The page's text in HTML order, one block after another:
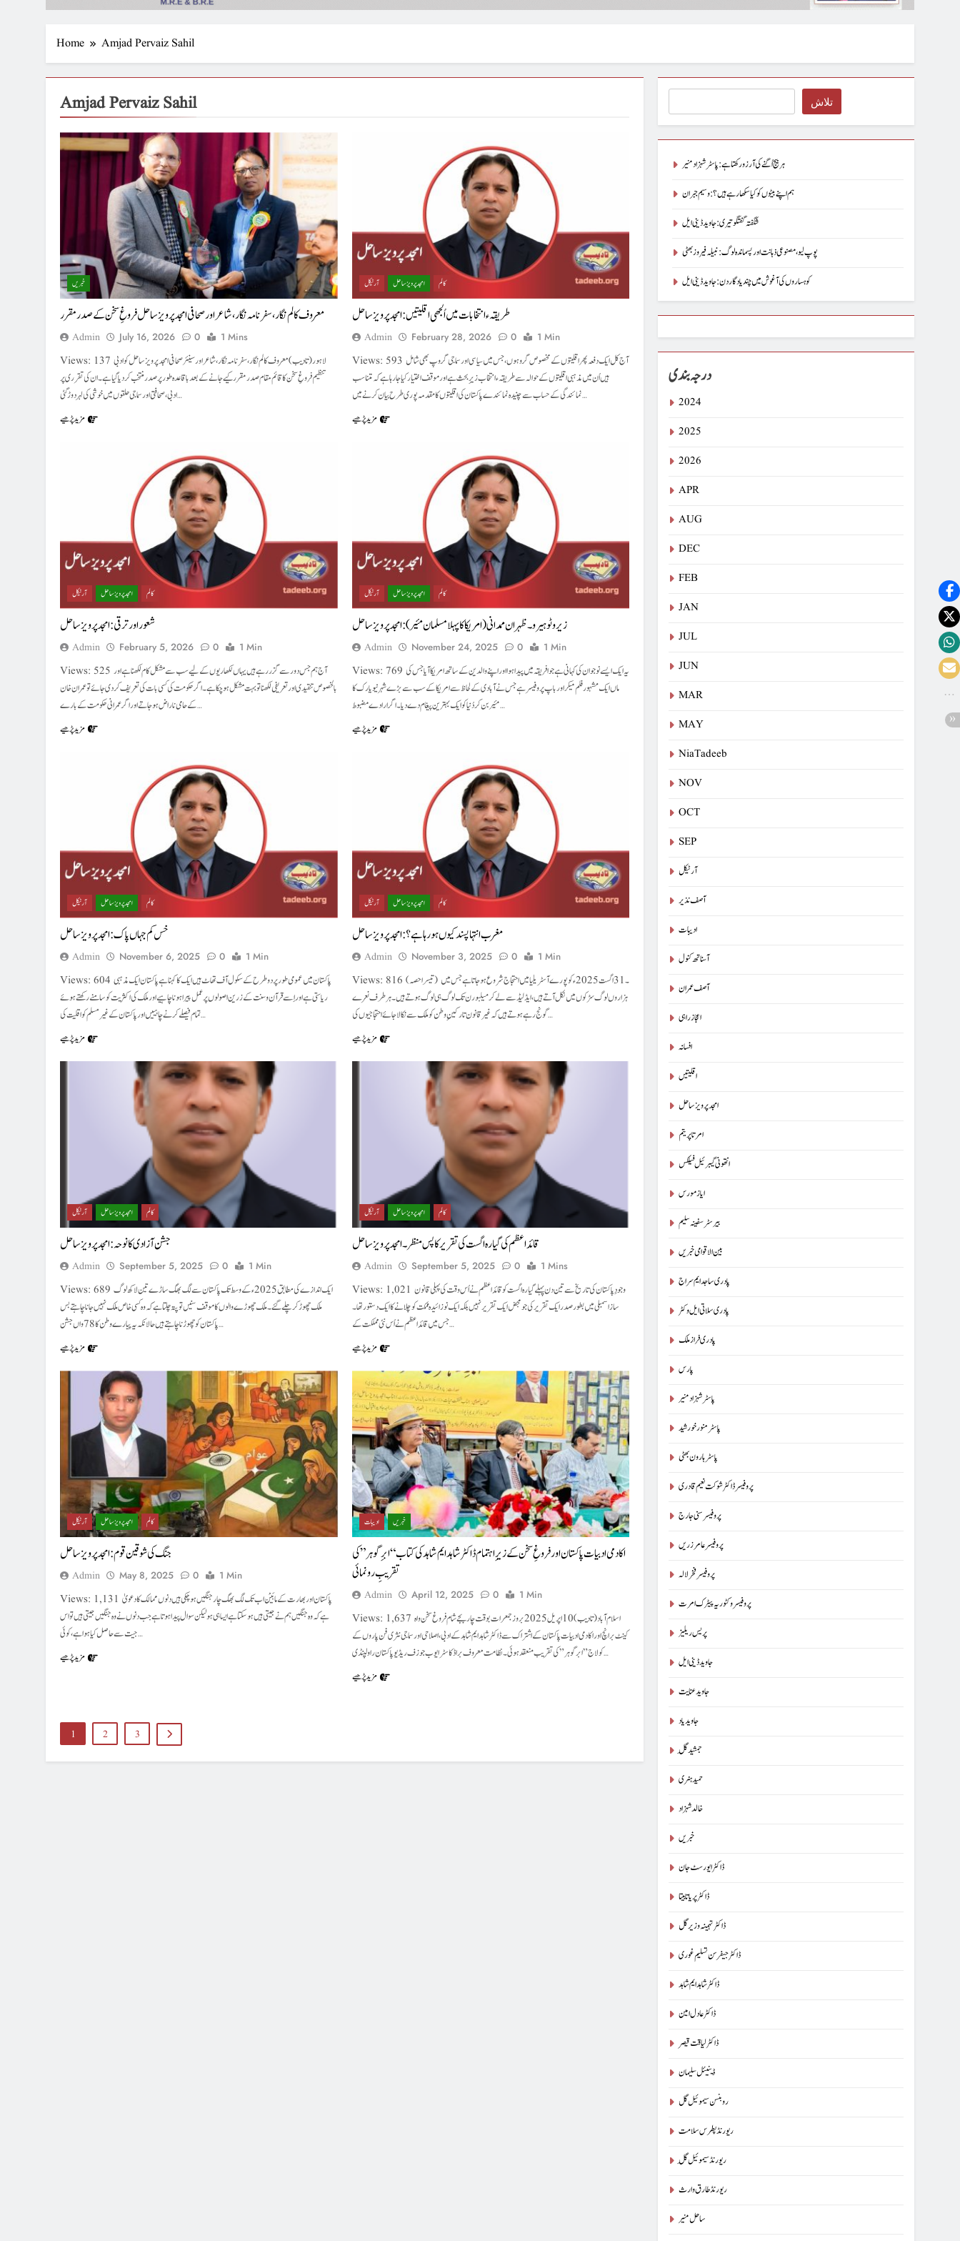
Home Amjad Pervaiz Sahil
Amjad Pervaiz Sahil
خبریں
معروف کالم نگار، سفر نامہ نگار، شاعر اور صحافی امجد پرویز ساحل فروغِ سخن کے صدر مقرر
Admin July 16, 2026 0 1 Mins
Views: 137 لاہور (تادیب) معروف کالم نگار، سفر نامہ نگار، شاعر اور سینئر صحافی امجد پرویز ساحل کو ادبی
تنظیم فروغِ سخن کا قائم مقام صدر مقرر کیے جانے کے بعد باقاعدہ طور پر صدر منتخب کر دیا گیا ہے۔ ان کی تقرری پر
ادبی، صحافتی اور سماجی حلقوں میں خوشی کی لہر دوڑ گئی…
مزید پڑھیے
آرٹیکل امجد پرویز ساحل کالم
طریقہءانتخابات میں اُلجھی اقلیتیں : امجد پرویز ساحل
Admin February 28, 2026 0 1 Min
Views: 593 آج کل ایک دفعہ پھر اقلیتوں کے مخصوص گروہوں ،جس میں سیاسی اور سماجی گروپ بھی شامل
ہیں اُن میں مذہبی اقلیتوں کے حوالہ سے طریقہءانتخاب زیرِبحث ہے اور موقف اختیار کیا جا رہا ہے کہ متناسب
نمائندگی کے حساب سے چنیدہ نمائندے پاکستان کی اقلیتوں کا مقدمہ پوری طرح بیان کرنے میں…
مزید پڑھیے
آرٹیکل امجد پرویز ساحل کالم
شعور اور ترقی : امجد پرویز ساحل
Admin February 5, 2026 0 1 Min
Views: 525 آج ہم جس دور سے گزر رہے ہیں یہاں لکھاریوں کے لیے سب سے مشکل کام لکھنا ہے اور
بالخصوص تنقیدی اور تعریفی لکھنا تو بہت مشکل ہو چکا ہے۔ اگر حکومت کی کسی بات کی تعریف کردی جائے تو عمران خان
کے حامی ناراض ہو جاتے اور اگر عمرانی حکومت کے بارے…
مزید پڑھیے
آرٹیکل امجد پرویز ساحل کالم
زیرو ٹو ہیرو۔ظہران ممدانی (امریکا کا پہلا مسلمان مئیر) : امجد پرویز ساحل
Admin November 24, 2025 0 1 Min
Views: 769 یہ ایک ایسے نوجوان کی کہانی ہے جو افریقہ میں پیداہوا اور اپنے والدین کے ساتھ امریکا آیاجس کی
ماں ایک مشہور فلم میکر اور باپ پروفیسر ہے جس نے آبادی کے لحاظ سے امریکاکے سب سے بڑے شہر نیویارک کا
مئیر بن کردُنیا کو ایک بہترین پیغام دے دیا۔ اگر ارادے مضبوط…
مزید پڑھیے
آرٹیکل امجد پرویز ساحل کالم
خس کم جہاں پاک : امجد پرویز ساحل
Admin November 6, 2025 0 1 Min
Views: 604 پاکستان میں عمومی طور پر دو طرح کے سکول آف تھاٹ ہیں ایک کا کہنا ہے پاکستان ایک مذہبی
ریاستی ہے اور اِسے قرآن و سنت کے زرین اصولوں پر عمل پیرا ہونا چاہیے اور ملک کی اکثریت کو سامنے رکھتے ہوئے
تمام فیصلے کرنے چاہییں اور پاکستان کے غیرمسلم کو اقلیت کی…
مزید پڑھیے
آرٹیکل امجد پرویز ساحل کالم
مغرب انتہا پسند کیوں ہو رہا ہے؟ : امجد پرویز ساحل
Admin November 3, 2025 0 1 Min
Views: 816 (تیسرا حصہ) ۔31 اگست 2025ءکو پورے آسٹریلیا میں احتجاج شروع ہو جا تا ہے جس میں
ہزاروں لوگ سڑکوں میں نکل آتے ہیں ،ایڈلیڈ سے لے کر میلبورن تک لوگ ہی لوگ ہوتے ہیں ۔ ہر طرف نعرے
گونج رہے ہوتے ہیں کہ غیرقانون تارکینِ وطن کو ملک سے نکالا جائے احتجاجیوں کی…
مزید پڑھیے
آرٹیکل امجد پرویز ساحل کالم
جشن آزادی کا نوحہ : امجد پرویز ساحل
Admin September 5, 2025 0 1 Min
Views: 689 ایک اندازے کی مطابق 2025ءکے وسط تک پاکستان سے لگ بھگ ساڑے تین لاکھ لوگ
ملک چھوڑ کر چلے گئے۔ ملک چھوڑے والوں کا موقف سنیں تو پتہ چلتا ہے کہ وہ کسی خاص ملک نہیں جانا چاہتے بس
پاکستان کو چھوڑ نا چاہتے ہیں حالانکہ یہ پیارے وطن کا 78 واں جشن…
مزید پڑھیے
آرٹیکل امجد پرویز ساحل کالم
قائداعظم کی گیارہ اگست کی تقریرکا پس منظر ۔ امجدپرویزساحل
Admin September 5, 2025 0 1 Mins
Views: 1,021 وجودِ پاکستان کی تاریخ سے تین دن پہلے گیارہ اگست کو قائد اعظم نے اُس وقت کی پہلی قانون
ساز اسمبلی میں بطور صدر ایک تقریر کی جو مجض ایک تقریر نہیں بلکہ ایک نو زائیدہ ممکت کو چلانے کا ایک دستور تھا ۔
جس میں قائد اعظم نے اُس نئی مملکت کے…
مزید پڑھیے
آرٹیکل امجد پرویز ساحل کالم
جنگ کی شوقین قوم : امجد پرویزساحل
Admin May 8, 2025 0 1 Min
Views: 1,131 پاکستان اور بھارت کے ما بَیْن اب تک لگ بھگ چار جنگیں ہو چکی ہیں دنوں ممالک کا دعویٰ
ہے کہ وہ جنگیں ہم نے جیتی ہیں ہوسکتا ہے ایسا ہی ہو لیکن سوال پیدا ہوتا ہے جب دنوں نے وہ جنگیں جیتی ہیں تو اس
جیت سے حاصل کیا ہوا ہے ،کوئی…
مزید پڑھیے
ادیبات خبریں
اکادمی ادبیات پاکستان اور فروغِ سخن کے زیرِ اہتمام ڈاکٹر شاہد ایم شاہد کی کتاب “ابرِ گوہر” کی
تقریبِ رونمائی
Admin April 12, 2025 0 1 Min
Views: 1,637 اسلام آباد (تادیب) 10 اپریل 2025 بروز جمعرات بوقت چار بجے شام فروغ سخن واہ
کینٹ برانچ اور اکادمی ادبیات پاکستان کے اشتراک سے ڈاکٹر شاہد ایم شاہد کے ادبی ، اصلاحی اور سماجی نثری فن پاروں کے
کولاج” ابر گوہر ” کی تقریب منعقد ہوئی۔نظامت معروف براڈکاسٹر ایوب جوزف ریڈیو پاکستان راولپنڈی…
مزید پڑھیے
1 2 3
تلاش
ہر بیج اُگنے کی آرزو رکھتا ہے : پاسٹر شہزاد منیر
ہم اپنے بیٹوں کو کیا سکھا رہے ہیں؟ : وسیم جبران
شگفتہ گفتگو تیری : جاوید ڈینی ایل
پوپ لیو،مصنوعی ذہانت اور پسماندہ لوگ : نبیلہ فیروز بھٹی
کوہساروں کی آغوش میں چند یادگار دن: جاوید ڈینی ایل
درجہ بندی
2024
2025
2026
APR
AUG
DEC
FEB
JAN
JUL
JUN
MAR
MAY
NiaTadeeb
NOV
OCT
SEP
آرٹیکل
آصف نذیر
ادیبات
آسناتھ کنول
آصف عمران
اعجاز راہی
افسانہ
اقلیتیں
امجد پرویز ساحل
امرتا پریتم
انتھونی گیبرئیل فیلکس
ایاز مورس
بیرسٹرسفینہ سلیم
بین الاقوامی خبریں
پادری ساجد ایم سراج
پادری سلاتی ایل وکٹر
پادری فراز ملک
پارس
پاسٹر شہزاد منیر
پاسٹر منور خورشید
پاسٹر ہارون بھٹی
پروفیسر ڈاکٹر شوکت نعیم قادری
پروفیسر سنی جارج
پروفیسر عامر زریں
پروفیسر فخر لالہ
پروفیسر وکٹوریہ پیٹرک امرت
پریس ریلیز
جاوید ڈینی ایل
جاوید عنایت
جاوید یاد
جمشید گِل
حمید ہنری
خالد شہزاد
خبریں
ڈاکٹر ایورسٹ جان
ڈاکٹر پریا تابیتا
ڈاکٹر تہمینہ وزیر گل
ڈاکٹر جیفرسن تسلیم غوری
ڈاکٹر شاہد ایم شاہد
ڈاکٹر عادل امین
ڈاکٹر لیاقت قیصر
ڈینیئل سلیمان
روبنسن سیموئیل گل
ریورنڈ پطرس سلامت
ریورنڈ سیموئیل گِل
ریورنڈ طارق وارث
ساحل منیر